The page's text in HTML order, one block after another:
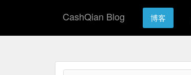
CashQian Blog 博客